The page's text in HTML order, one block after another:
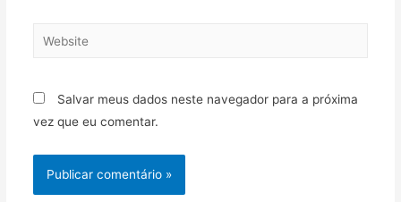
Salvar meus dados neste navegador para a próxima
vez que eu comentar.